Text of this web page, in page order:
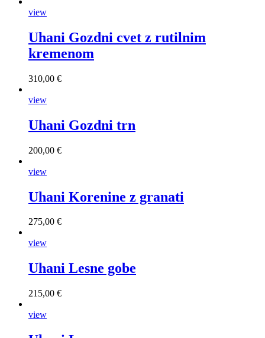
view
Uhani Gozdni cvet z rutilnim
kremenom
310,00 €
view
Uhani Gozdni trn
200,00 €
view
Uhani Korenine z granati
275,00 €
view
Uhani Lesne gobe
215,00 €
view